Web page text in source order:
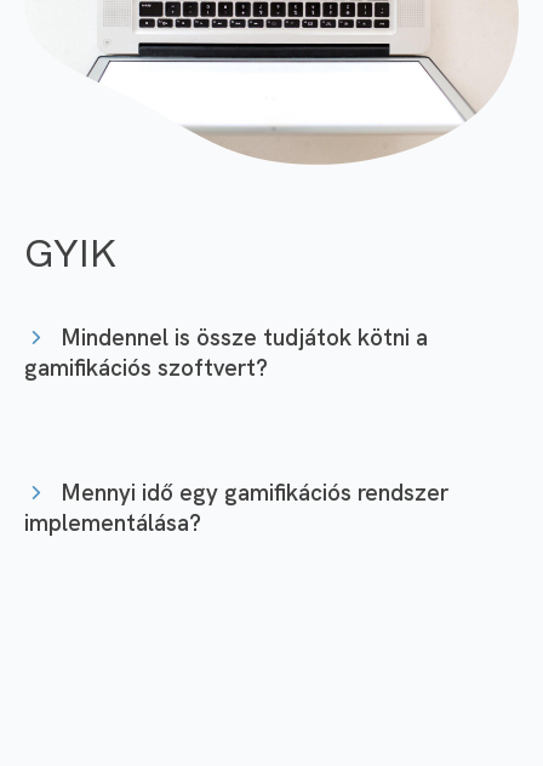
GYIK
Mindennel is össze tudjátok kötni a
gamifikációs szoftvert?
Mennyi idő egy gamifikációs rendszer
implementálása?